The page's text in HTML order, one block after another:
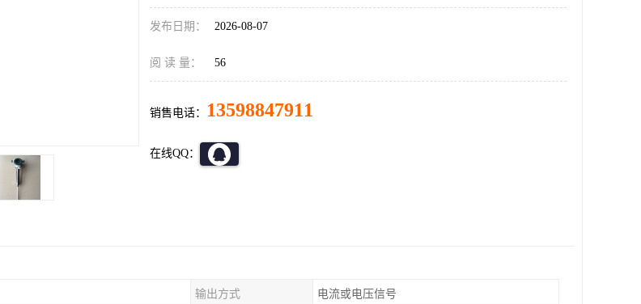
发布日期： 2026-08-07
阅 读 量： 56
销售电话： 13598847911
在线QQ：
输出方式 电流或电压信号